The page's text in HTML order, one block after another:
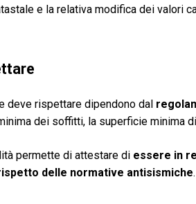
e la relativa modifica dei valori
deve rispettare dipendono dal
dei soffitti, la superficie minima
permette di attestare di essere in
delle normative antisismiche.